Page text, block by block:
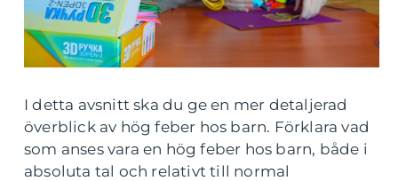
I detta avsnitt ska du ge en mer detaljerad
överblick av hög feber hos barn. Förklara vad
som anses vara en hög feber hos barn, både i
absoluta tal och relativt till normal